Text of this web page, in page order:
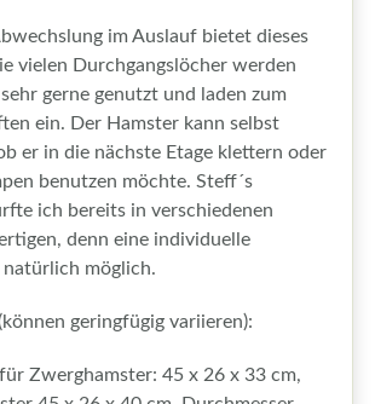
im Auslauf bietet dieses
vielen Durchgangslöcher werden
gerne genutzt und laden zum
ein. Der Hamster kann selbst
er in die nächste Etage klettern oder
benutzen möchte. Steff´s
ich bereits in verschiedenen
denn eine individuelle
möglich.
geringfügig variieren):
Zwerghamster: 45 x 26 x 33 cm,